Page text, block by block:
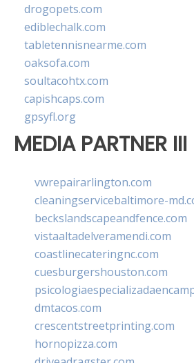
drogopets.com
ediblechalk.com
tabletennisnearme.com
oaksofa.com
soultacohtx.com
capishcaps.com
gpsyfl.org
MEDIA PARTNER III
vwrepairarlington.com
cleaningservicebaltimore-
beckslandscapeandfence.com
vistaaltadelveramendi.com
coastlinecateringnc.com
cuesburgershouston.com
dmtacos.com
crescentstreetprinting.com
hornopizza.com